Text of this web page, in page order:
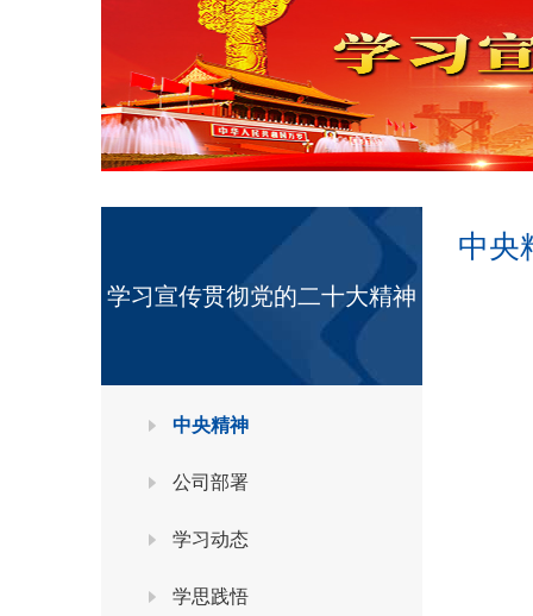
学习宣传贯彻党的二十大精神
中央精神
公司部署
学习动态
学思践悟
中央